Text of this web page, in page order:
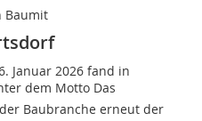
Baumit
Januar 2026 fand in
dem Motto Das
Baubranche erneut der